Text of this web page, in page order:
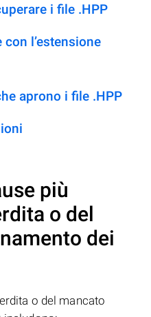
i file .HPP
l’estensione
aprono i file .HPP
più
o del
dei
o del mancato